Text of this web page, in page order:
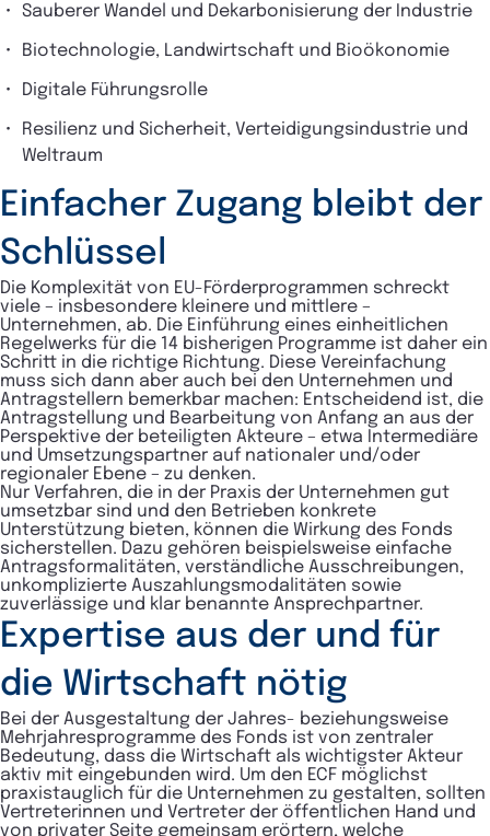
Sauberer Wandel und Dekarbonisierung der Industrie
Biotechnologie, Landwirtschaft und Bioökonomie
Digitale Führungsrolle
Resilienz und Sicherheit, Verteidigungsindustrie und
Weltraum
Einfacher Zugang bleibt der
Schlüssel
Die Komplexität von EU-Förderprogrammen schreckt
viele – insbesondere kleinere und mittlere –
Unternehmen, ab. Die Einführung eines einheitlichen
Regelwerks für die 14 bisherigen Programme ist daher ein
Schritt in die richtige Richtung. Diese Vereinfachung
muss sich dann aber auch bei den Unternehmen und
Antragstellern bemerkbar machen: Entscheidend ist, die
Antragstellung und Bearbeitung von Anfang an aus der
Perspektive der beteiligten Akteure – etwa Intermediäre
und Umsetzungspartner auf nationaler und/oder
regionaler Ebene – zu denken.
Nur Verfahren, die in der Praxis der Unternehmen gut
umsetzbar sind und den Betrieben konkrete
Unterstützung bieten, können die Wirkung des Fonds
sicherstellen. Dazu gehören beispielsweise einfache
Antragsformalitäten, verständliche Ausschreibungen,
unkomplizierte Auszahlungsmodalitäten sowie
zuverlässige und klar benannte Ansprechpartner.
Expertise aus der und für
die Wirtschaft nötig
Bei der Ausgestaltung der Jahres- beziehungsweise
Mehrjahresprogramme des Fonds ist von zentraler
Bedeutung, dass die Wirtschaft als wichtigster Akteur
aktiv mit eingebunden wird. Um den ECF möglichst
praxistauglich für die Unternehmen zu gestalten, sollten
Vertreterinnen und Vertreter der öffentlichen Hand und
von privater Seite gemeinsam erörtern, welche